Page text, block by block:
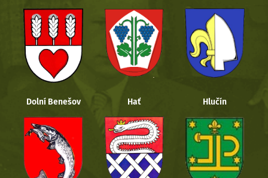
Dolní Benešov Hať Hlučín